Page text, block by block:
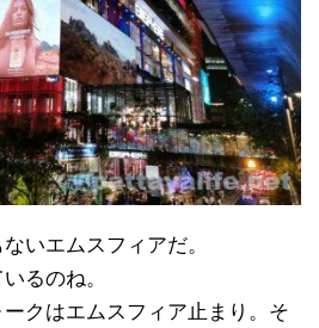
いエムスフィアだ。
るのね。
クはエムスフィア止まり。そ